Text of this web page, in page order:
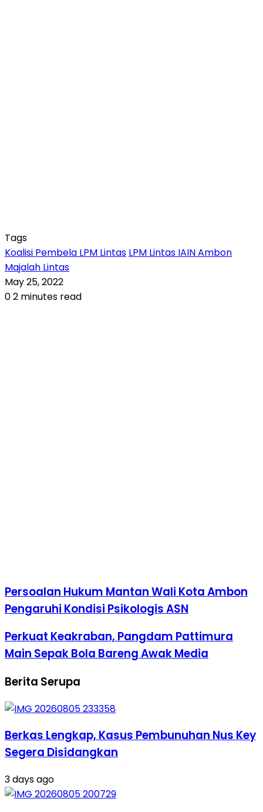
Tags
Koalisi Pembela LPM Lintas LPM Lintas IAIN Ambon
Majalah Lintas
May 25, 2022
02 minutes read
Persoalan Hukum Mantan Wali Kota Ambon
Pengaruhi Kondisi Psikologis ASN
Perkuat Keakraban, Pangdam Pattimura
Main Sepak Bola Bareng Awak Media
Berita Serupa
Berkas Lengkap, Kasus Pembunuhan Nus Key
Segera Disidangkan
3 days ago